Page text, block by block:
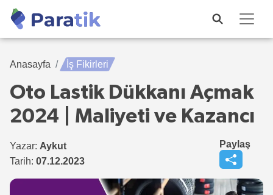
Anasayfa İş Fikirleri
Oto Lastik Dükkanı Açmak
2024 | Maliyeti ve Kazancı
Yazar: Aykut
Tarih: 07.12.2023
Paylaş